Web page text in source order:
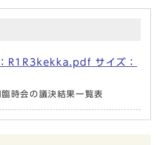
R1R3kekka.pdf サイズ：
時会の議決結果一覧表